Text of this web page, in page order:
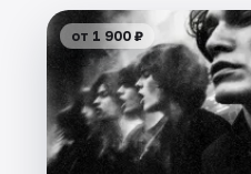
от 1 900 ₽